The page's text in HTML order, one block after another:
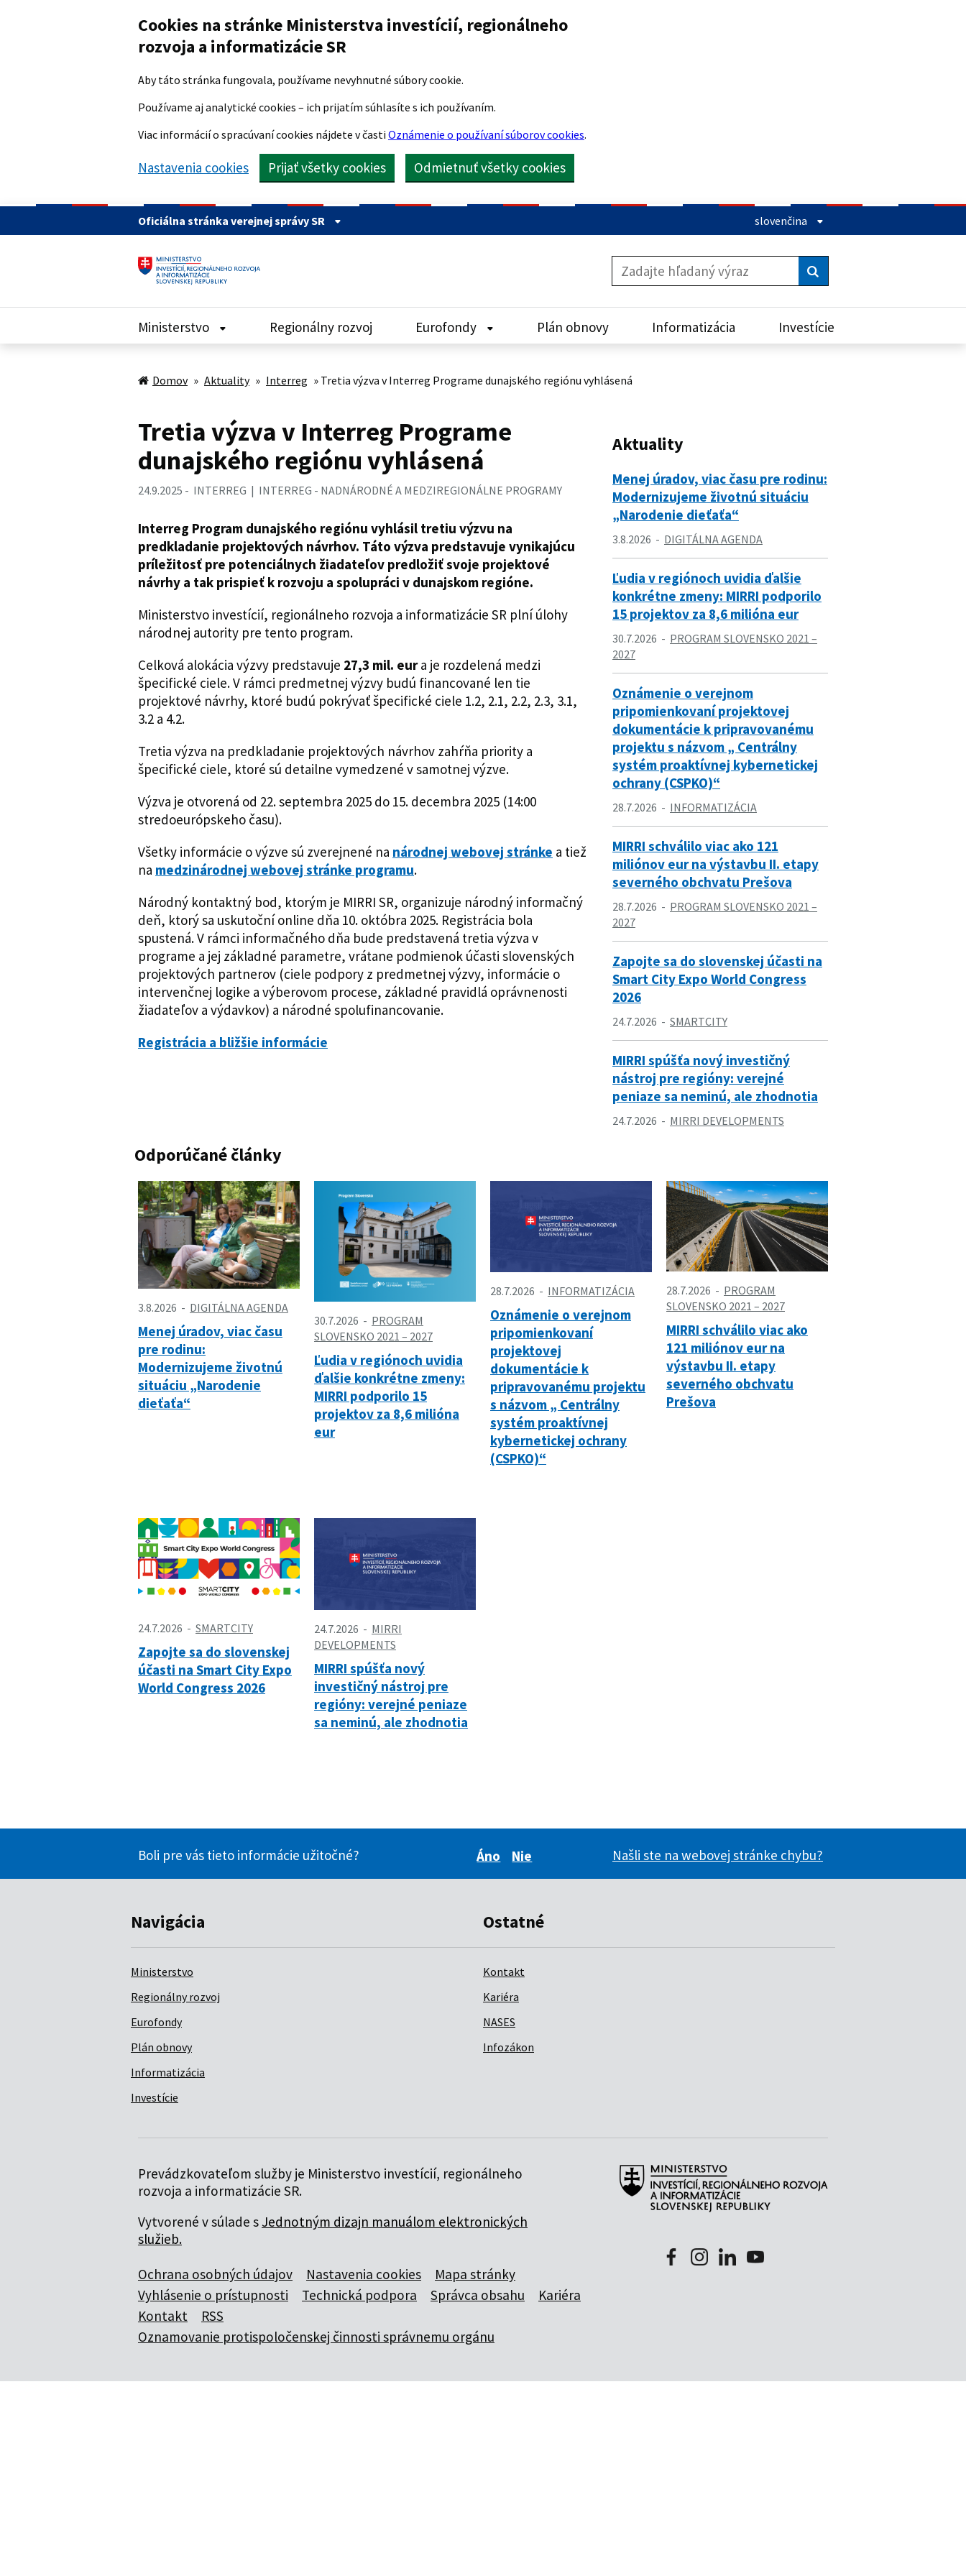
Cookies na stránke Ministerstva investícií, regionálneho
rozvoja a informatizácie SR
Aby táto stránka fungovala, používame nevyhnutné súbory cookie.
Používame aj analytické cookies – ich prijatím súhlasíte s ich používaním.
Viac informácií o spracúvaní cookies nájdete v časti Oznámenie o používaní súborov cookies.
Nastavenia cookies Prijať všetky cookies Odmietnuť všetky cookies
Oficiálna stránka verejnej správy SR slovenčina
Vyhľadať
Ministerstvo Regionálny rozvoj Eurofondy Plán obnovy Informatizácia Investície
Domov » Aktuality » Interreg » Tretia výzva v Interreg Programe dunajského regiónu vyhlásená
Tretia výzva v Interreg Programe
dunajského regiónu vyhlásená
24.9.2025 INTERREG INTERREG - NADNÁRODNÉ A MEDZIREGIONÁLNE PROGRAMY
Interreg Program dunajského regiónu vyhlásil tretiu výzvu na
predkladanie projektových návrhov. Táto výzva predstavuje vynikajúcu
príležitosť pre potenciálnych žiadateľov predložiť svoje projektové
návrhy a tak prispieť k rozvoju a spolupráci v dunajskom regióne.
Ministerstvo investícií, regionálneho rozvoja a informatizácie SR plní úlohy
národnej autority pre tento program.
Celková alokácia výzvy predstavuje 27,3 mil. eura je rozdelená medzi
špecifické ciele. V rámci predmetnej výzvy budú financované len tie
projektové návrhy, ktoré budú pokrývať špecifické ciele 1.2, 2.1, 2.2, 2.3, 3.1,
3.2 a 4.2.
Tretia výzva na predkladanie projektových návrhov zahŕňa priority a
špecifické ciele, ktoré sú detailne vymedzené v samotnej výzve.
Výzva je otvorená od 22. septembra 2025 do 15. decembra 2025 (14:00
stredoeurópskeho času).
Všetky informácie o výzve sú zverejnené na národnej webovej stránke a tiež
na medzinárodnej webovej stránke programu.
Národný kontaktný bod, ktorým je MIRRI SR, organizuje národný informačný
deň, ktorý sa uskutoční online dňa 10. októbra 2025. Registrácia bola
spustená. V rámci informačného dňa bude predstavená tretia výzva v
programe a jej základné parametre, vrátane podmienok účasti slovenských
projektových partnerov (ciele podpory z predmetnej výzvy, informácie o
intervenčnej logike a výberovom procese, základné pravidlá oprávnenosti
žiadateľov a výdavkov) a národné spolufinancovanie.
Registrácia a bližšie informácie
Aktuality
Menej úradov, viac času pre rodinu:
Modernizujeme životnú situáciu
„Narodenie dieťaťa“
3.8.2026 DIGITÁLNA AGENDA
Ľudia v regiónoch uvidia ďalšie
konkrétne zmeny: MIRRI podporilo
15 projektov za 8,6 milióna eur
30.7.2026
PROGRAM SLOVENSKO 2021 –
2027
Oznámenie o verejnom
pripomienkovaní projektovej
dokumentácie k pripravovanému
projektu s názvom „ Centrálny
systém proaktívnej kybernetickej
ochrany (CSPKO)“
28.7.2026 INFORMATIZÁCIA
MIRRI schválilo viac ako 121
miliónov eur na výstavbu II. etapy
severného obchvatu Prešova
28.7.2026
PROGRAM SLOVENSKO 2021 –
2027
Zapojte sa do slovenskej účasti na
Smart City Expo World Congress
2026
24.7.2026 SMARTCITY
MIRRI spúšťa nový investičný
nástroj pre regióny: verejné
peniaze sa neminú, ale zhodnotia
24.7.2026 MIRRI DEVELOPMENTS
Odporúčané články
3.8.2026 DIGITÁLNA AGENDA
Menej úradov, viac času
pre rodinu:
Modernizujeme životnú
situáciu „Narodenie
dieťaťa“
30.7.2026
PROGRAM
SLOVENSKO 2021 – 2027
Ľudia v regiónoch uvidia
ďalšie konkrétne zmeny:
MIRRI podporilo 15
projektov za 8,6 milióna
eur
28.7.2026 INFORMATIZÁCIA
Oznámenie o verejnom
pripomienkovaní
projektovej
dokumentácie k
pripravovanému projektu
s názvom „ Centrálny
systém proaktívnej
kybernetickej ochrany
(CSPKO)“
28.7.2026
PROGRAM
SLOVENSKO 2021 – 2027
MIRRI schválilo viac ako
121 miliónov eur na
výstavbu II. etapy
severného obchvatu
Prešova
24.7.2026 SMARTCITY
Zapojte sa do slovenskej
účasti na Smart City Expo
World Congress 2026
24.7.2026
MIRRI
DEVELOPMENTS
MIRRI spúšťa nový
investičný nástroj pre
regióny: verejné peniaze
sa neminú, ale zhodnotia
Boli pre vás tieto informácie užitočné?
Áno
Nie
Našli ste na webovej stránke chybu?
Navigácia
Ministerstvo
Regionálny rozvoj
Eurofondy
Plán obnovy
Informatizácia
Investície
Ostatné
Kontakt
Kariéra
NASES
Infozákon
Prevádzkovateľom služby je Ministerstvo investícií, regionálneho
rozvoja a informatizácie SR.
Vytvorené v súlade s Jednotným dizajn manuálom elektronických
služieb.
Ochrana osobných údajov Nastavenia cookies
Mapa stránky
Vyhlásenie o prístupnosti
Technická podpora Správca obsahu
Kariéra
Kontakt
RSS
Oznamovanie protispoločenskej činnosti správnemu orgánu